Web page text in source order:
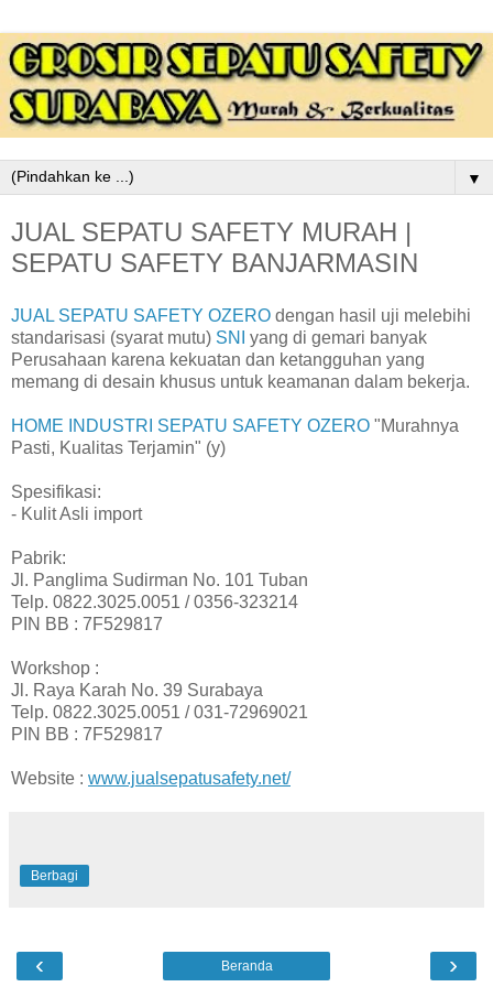
▼
JUAL SEPATU SAFETY MURAH |
SEPATU SAFETY BANJARMASIN
JUAL SEPATU SAFETY OZERO dengan hasil uji melebihi
standarisasi (syarat mutu) SNI
yang di gemari banyak
Perusahaan karena kekuatan dan ketangguhan yang
memang di desain khusus untuk keamanan dalam bekerja.
HOME INDUSTRI SEPATU SAFETY OZERO "Murahnya
Pasti, Kualitas Terjamin" (y)
Spesifikasi:
- Kulit Asli import
Pabrik:
Jl. Panglima Sudirman No. 101 Tuban
Telp. 0822.3025.0051 / 0356-323214
PIN BB : 7F529817
Workshop :
Jl. Raya Karah No. 39 Surabaya
Telp. 0822.3025.0051 / 031-72969021
PIN BB : 7F529817
Website : www.jualsepatusafety.net/
Berbagi
‹ ›
Beranda